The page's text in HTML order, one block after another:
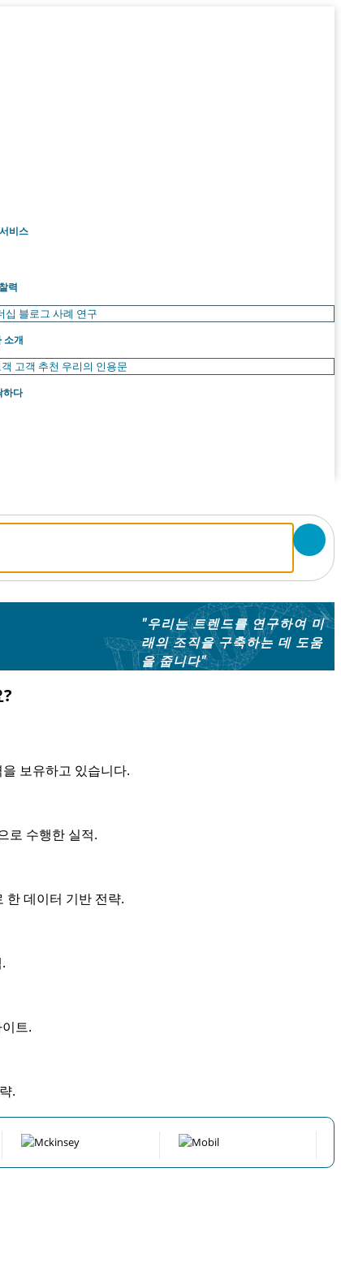
비스
력
십 블로그 사례 연구
소개
고객 추천 우리의 인용문
하다
"우리는 트렌드를 연구하여 미
래의 조직을 구축하는 데 도움
을 줍니다"
보유하고 있습니다.
로 수행한 실적.
한 데이터 기반 전략.
트.
.